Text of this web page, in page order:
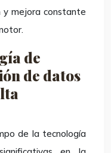
y mejora constante
de
de datos
de la tecnología